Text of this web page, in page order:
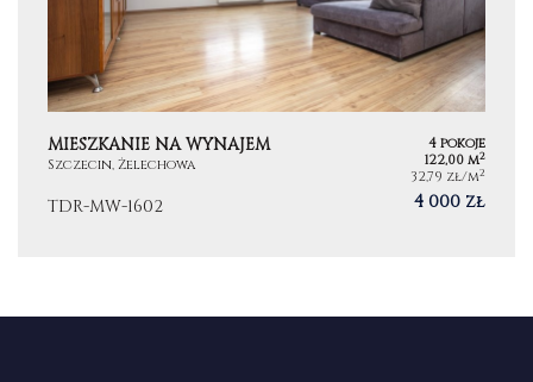
MIESZKANIE NA WYNAJEM
Szczecin, Żelechowa
4 pokoje
122,00 m2
32,79 zł/m2
TDR-MW-1602 4 000 zł